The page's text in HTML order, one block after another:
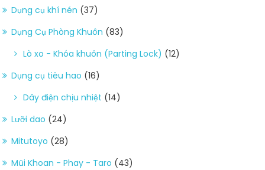
Dụng cụ khí nén (37)
Dụng Cụ Phòng Khuôn (83)
Lò xo - Khóa khuôn (Parting Lock) (12)
Dụng cụ tiêu hao (16)
Dây điện chịu nhiệt (14)
Lưỡi dao (24)
Mitutoyo (28)
Mũi Khoan - Phay - Taro (43)